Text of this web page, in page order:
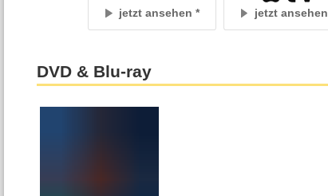
jetzt ansehen jetzt ansehen
DVD & Blu-ray